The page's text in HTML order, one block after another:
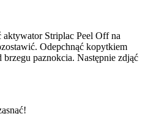
aktywator Striplac Peel Off na
Odepchnąć kopytkiem
paznokcia. Następnie zdjąć